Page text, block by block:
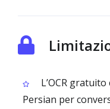
L’OCR
Persian per